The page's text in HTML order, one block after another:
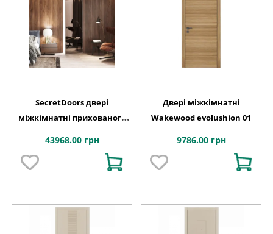
SecretDoors двері
міжкімнатні прихованого
бронза графіт
43968.00 грн
Двері міжкімнатні
Wakewood evolushion 01
9786.00 грн